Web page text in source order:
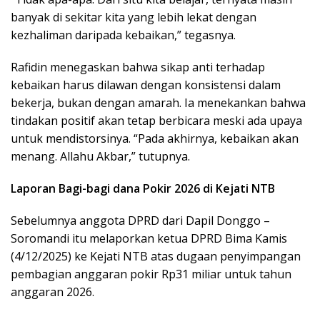
banyak di sekitar kita yang lebih lekat dengan
kezhaliman daripada kebaikan,” tegasnya.
Rafidin menegaskan bahwa sikap anti terhadap
kebaikan harus dilawan dengan konsistensi dalam
bekerja, bukan dengan amarah. Ia menekankan bahwa
tindakan positif akan tetap berbicara meski ada upaya
untuk mendistorsinya. “Pada akhirnya, kebaikan akan
menang. Allahu Akbar,” tutupnya.
Laporan Bagi-bagi dana Pokir 2026 di Kejati NTB
Sebelumnya anggota DPRD dari Dapil Donggo –
Soromandi itu melaporkan ketua DPRD Bima Kamis
(4/12/2025) ke Kejati NTB atas dugaan penyimpangan
pembagian anggaran pokir Rp31 miliar untuk tahun
anggaran 2026.